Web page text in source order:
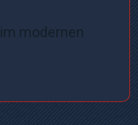
modernen